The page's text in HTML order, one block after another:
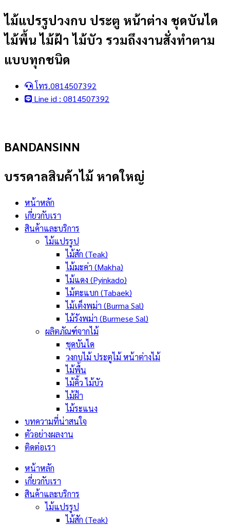
Skip
content
ไม้แปรรูปวงกบ ประตู หน้าต่าง ชุดบันได
ไม้พื้น ไม้ฝ้า ไม้บัว รวมถึงงานสั่งทำตาม
แบบทุกชนิด
โทร.0814507392
Line id : 0814507392
BANDANSINN
บรรดาลสินค้าไม้ หาดใหญ่
หน้าหลัก
เกี่ยวกับเรา
สินค้าและบริการ
ไม้แปรรูป
ไม้สัก (Teak)
ไม้มะค่า (Makha)
ไม้แดง (Pyinkado)
ไม้ตะแบก (Tabaek)
ไม้เต็งพม่า (Burma Sal)
ไม้รังพม่า (Burmese Sal)
ผลิตภัณฑ์จากไม้
ชุดบันได
วงกบไม้ ประตูไม้ หน้าต่างไม้
ไม้พื้น
ไม้คิ้ว ไม้บัว
ไม้ฝ้า
ไม้ระแนง
บทความที่น่าสนใจ
ตัวอย่างผลงาน
ติดต่อเรา
หน้าหลัก
เกี่ยวกับเรา
สินค้าและบริการ
ไม้แปรรูป
ไม้สัก (Teak)